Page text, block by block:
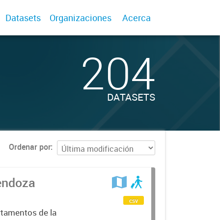
Datasets Organizaciones Acerca
204
DATASETS
Ordenar por
de la
csv